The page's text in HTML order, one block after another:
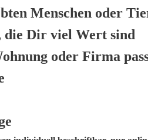
Menschen oder
die Dir viel Wert sind
oder Firma